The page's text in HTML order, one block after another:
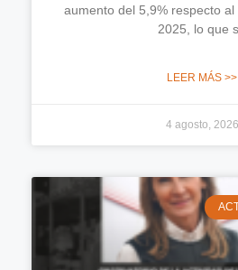
aumento del 5,9% respecto
2025, lo que
LEER MÁS >>
4 agosto, 2026